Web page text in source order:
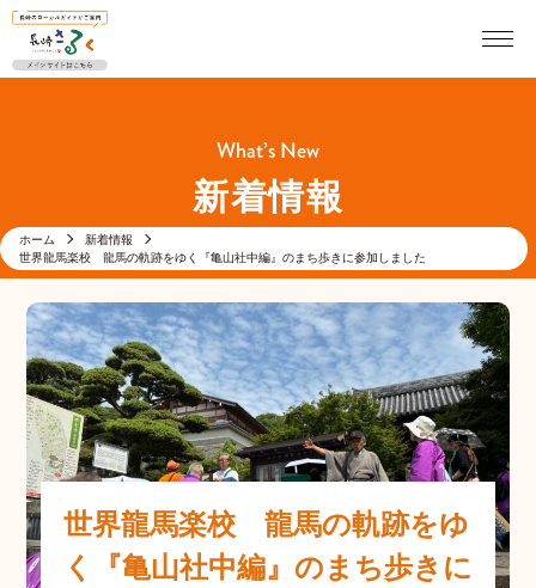
What’s New
新着情報
ホーム
新着情報
世界龍馬楽校 龍馬の軌跡をゆく『亀山社中編』のまち歩きに参加しました
世界龍馬楽校 龍馬の軌跡をゆ
く『亀山社中編』のまち歩きに